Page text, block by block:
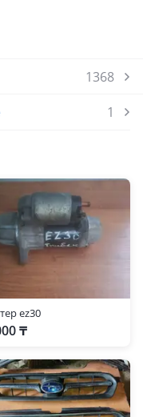
1368
1
ez30
₸